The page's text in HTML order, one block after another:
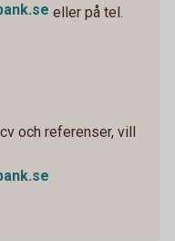
eller på tel.
och referenser, vill